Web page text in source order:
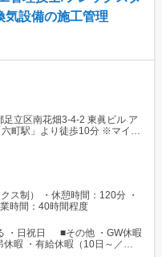
気設備の施工管理
立区南花畑3-4-2 東眞ビル ア
町駅」より徒歩10分 ※マイカ
ス制） ・休憩時間：120分 ・
時間：40時間程度
・日祝日 ■その他 ・GW休暇
暇 ・有給休暇（10日～／入